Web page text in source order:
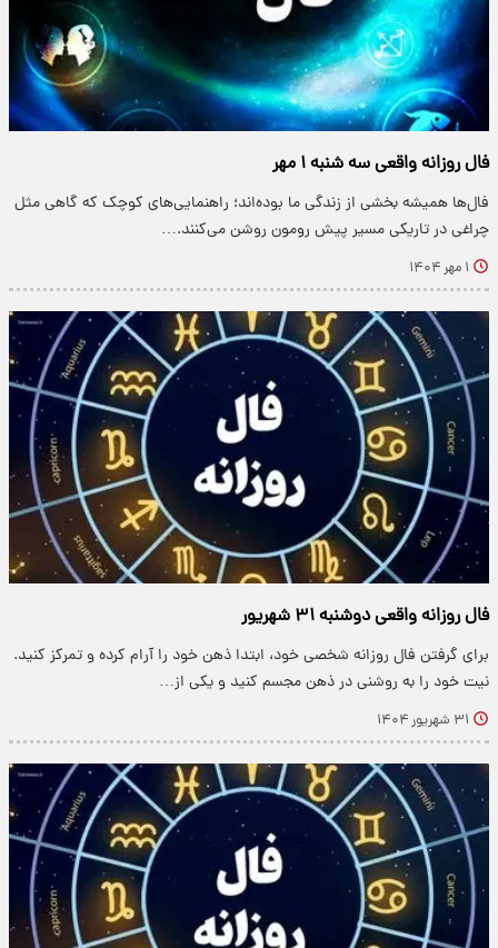
فال روزانه واقعی سه شنبه ۱ مهر
فال‌ها همیشه بخشی از زندگی ما بوده‌اند؛ راهنمایی‌های کوچک که گاهی مثل
چراغی در تاریکی مسیر پیش رومون روشن می‌کنند.…
۱ مهر ۱۴۰۴
فال روزانه واقعی دوشنبه ۳۱ شهریور
برای گرفتن فال روزانه شخصی خود، ابتدا ذهن خود را آرام کرده و تمرکز کنید.
نیت خود را به روشنی در ذهن مجسم کنید و یکی از…
۳۱ شهریور ۱۴۰۴